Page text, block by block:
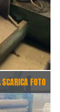
SCARICA FOTO